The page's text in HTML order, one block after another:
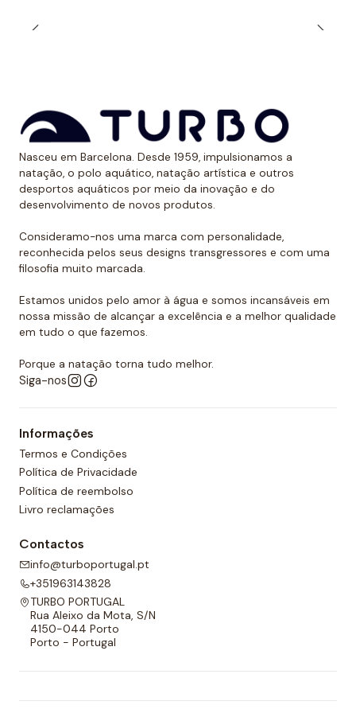
calções projetados para serem resistentes ao cloro e
muito tempo sem sofrer desgaste.
Uso recomendado de calção para
polo aquático
Da Turbo recomendamos usar o calção para praticar
polo aquático ou treinar natação. Como se encaixa
perfeitamente no corpo, dificulta que o jogador de
polo aquático seja agarrado pelos rivais, algo de vital
importância. Além disso, nossos calções não arrastam
água durante o movimento, melhorando a mobilidade
do homem que os usa. É por isso que eles podem ser
usados sem qualquer problema para natação ou
desportos aquáticos semelhantes.
Além disso, todos os calções de polo aquático têm
um forro completo na frente e nas costas e um
cordão ajustável para melhor adaptabilidade.
Nasceu em Barcelona. Desde 1959, impulsionamos a
natação, o polo aquático, natação artística e outros
desportos aquáticos por meio da inovação e do
desenvolvimento de novos produtos.
Consideramo-nos uma marca com personalidade,
reconhecida pelos seus designs transgressores e com uma
filosofia muito marcada.
Estamos unidos pelo amor à água e somos incansáveis em
nossa missão de alcançar a excelência e a melhor qualidade
em tudo o que fazemos.
Porque a natação torna tudo melhor.
Siga-nos
Informações
Termos e Condições
Política de Privacidade
Política de reembolso
Livro reclamações
Contactos
info@turboportugal.pt
+351963143828
TURBO PORTUGAL
Rua Aleixo da Mota, S/N
4150-044 Porto
Porto - Portugal